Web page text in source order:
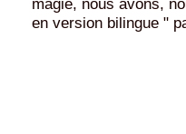
magie, nous avons,
en version bilingue "